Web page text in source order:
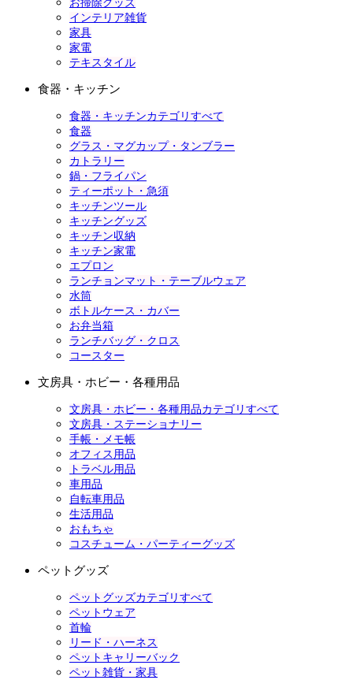
お掃除グッズ
インテリア雑貨
家具
家電
テキスタイル
食器・キッチン
食器・キッチンカテゴリすべて
食器
グラス・マグカップ・タンブラー
カトラリー
鍋・フライパン
ティーポット・急須
キッチンツール
キッチングッズ
キッチン収納
キッチン家電
エプロン
ランチョンマット・テーブルウェア
水筒
ボトルケース・カバー
お弁当箱
ランチバッグ・クロス
コースター
文房具・ホビー・各種用品
文房具・ホビー・各種用品カテゴリすべて
文房具・ステーショナリー
手帳・メモ帳
オフィス用品
トラベル用品
車用品
自転車用品
生活用品
おもちゃ
コスチューム・パーティーグッズ
ペットグッズ
ペットグッズカテゴリすべて
ペットウェア
首輪
リード・ハーネス
ペットキャリーバック
ペット雑貨・家具